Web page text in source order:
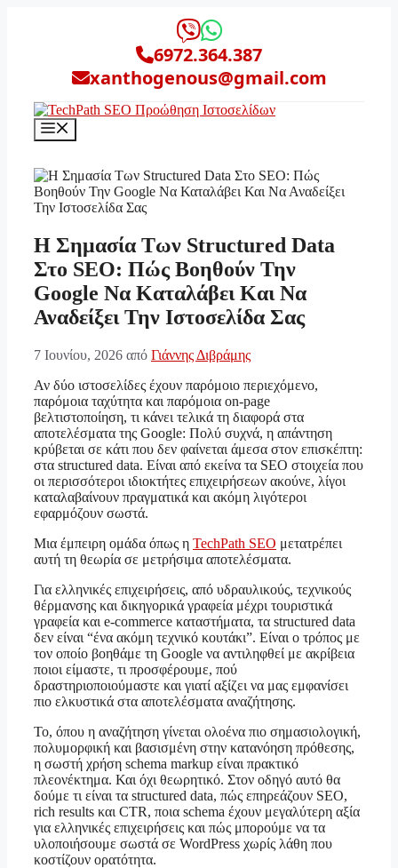
6972.364.387
xanthogenous@gmail.com
Η Σημασία Των Structured Data
Στο SEO: Πώς Βοηθούν Την
Google Να Καταλάβει Και Να
Αναδείξει Την Ιστοσελίδα Σας
7 Ιουνίου, 2026 από Γιάννης Διβράμης
Αν δύο ιστοσελίδες έχουν παρόμοιο περιεχόμενο,
παρόμοια ταχύτητα και παρόμοια on-page
βελτιστοποίηση, τι κάνει τελικά τη διαφορά στα
αποτελέσματα της Google: Πολύ συχνά, η απάντηση
κρύβεται σε κάτι που δεν φαίνεται άμεσα στον επισκέπτη:
στα structured data. Είναι από εκείνα τα SEO στοιχεία που
οι περισσότεροι ιδιοκτήτες επιχειρήσεων ακούνε, λίγοι
καταλαβαίνουν πραγματικά και ακόμη λιγότεροι
εφαρμόζουν σωστά.
Μια έμπειρη ομάδα όπως η TechPath SEO μετατρέπει
αυτή τη θεωρία σε μετρήσιμα αποτελέσματα.
Για ελληνικές επιχειρήσεις, από υδραυλικούς, τεχνικούς
θέρμανσης και δικηγορικά γραφεία μέχρι τουριστικά
γραφεία και e-commerce καταστήματα, τα structured data
δεν είναι “ένα ακόμη τεχνικό κουτάκι”. Είναι ο τρόπος με
τον οποίο βοηθάμε τη Google να αντιληφθεί με ακρίβεια
ποιοι είμαστε, τι προσφέρουμε, πού
δραστηριοποιούμαστε και γιατί αξίζει να μας εμφανίσει
πιο ελκυστικά στα αποτελέσματα αναζήτησης.
Το, όπου η αναζήτηση γίνεται ολοένα πιο σημασιολογική,
πολυμορφική και βασισμένη στην κατανόηση πρόθεσης,
η σωστή χρήση schema markup είναι πρακτικό
πλεονέκτημα. Και όχι θεωρητικό. Στον οδηγό αυτό θα
δούμε τι είναι τα structured data, πώς επηρεάζουν SEO,
rich results και CTR, ποια schema έχουν μεγαλύτερη αξία
για ελληνικές επιχειρήσεις και πώς μπορούμε να τα
υλοποιήσουμε σωστά σε WordPress χωρίς λάθη που
κοστίζουν ορατότητα.